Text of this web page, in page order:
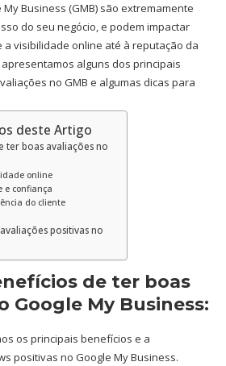
Business (GMB) são extremamente
do seu negócio, e podem impactar
visibilidade online até à reputação da
alguns dos principais
no GMB e algumas dicas para
deste Artigo
ter boas avaliações no
online
e confiança
do cliente
positivas no
de ter boas
Google My Business:
os principais benefícios e a
positivas no Google My Business.